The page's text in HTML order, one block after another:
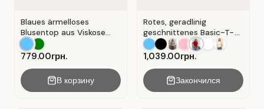
Blaues ärmelloses
Blusentop aus Viskose
mit V-Ausschnitt . Blau .
779.00грн.
В корзину
Rotes, geradlinig
geschnittenes Basic-T-
Shirt aus Baumwolle . Rot
.1,039.00грн.
Закончился